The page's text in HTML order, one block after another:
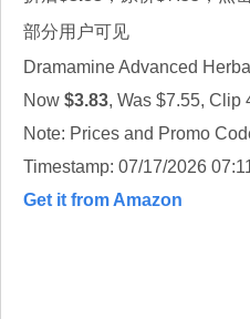
部分用户可见
Dramamine Advanced
Now $3.83, Was $7.55, Clip
Note: Prices and Promo
Timestamp: 07/17/2026
Get it from Amazon